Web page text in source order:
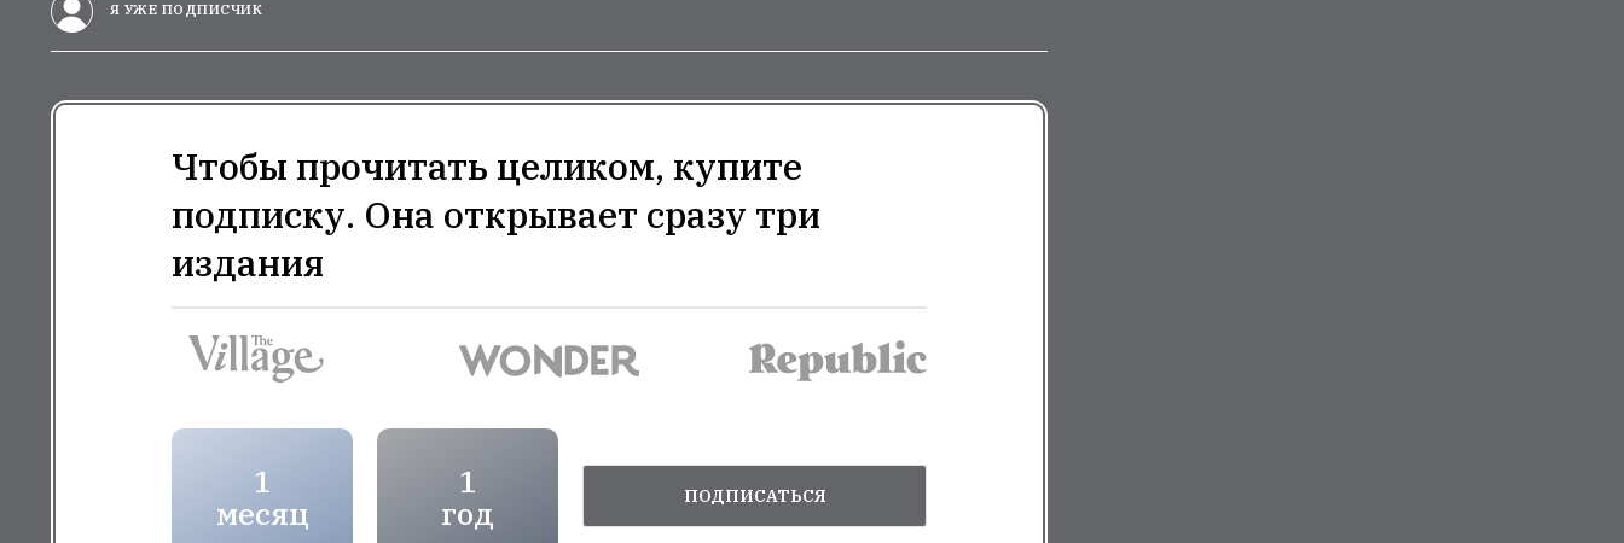
Я УЖЕ ПОДПИСЧИК
Чтобы прочитать целиком, купите
подписку. Она открывает сразу три
издания
1
месяц
1
год
ПОДПИСАТЬСЯ